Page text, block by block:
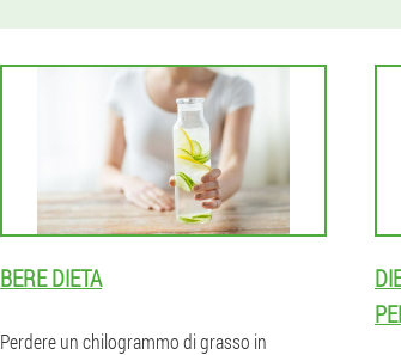
BERE DIETA
Perdere un chilogrammo di grasso in